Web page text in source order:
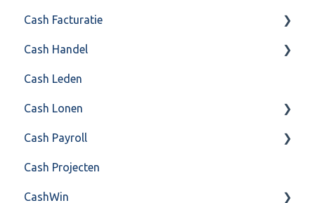
API 4.0 (REST API)
Cash Facturatie
Factureren
Instellingen
Algemeen
Formulierlayout
Cash Handel
Inkoop
Verkoop
Voorraad
Overig
VoorraadService & Onderhoud
Cash Leden
Cash Lonen
Algemeen
Inrichting
Jaarafsluiting
Cash Payroll
Aangifte
Algemeen
Cash Projecten
CashWin